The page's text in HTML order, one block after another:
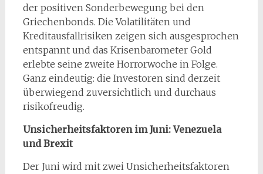
der positiven Sonderbewegung bei den
Griechenbonds. Die Volatilitäten und
Kreditausfallrisiken zeigen sich ausgesprochen
entspannt und das Krisenbarometer Gold
erlebte seine zweite Horrorwoche in Folge.
Ganz eindeutig: die Investoren sind derzeit
überwiegend zuversichtlich und durchaus
risikofreudig.
Unsicherheitsfaktoren im Juni: Venezuela
und Brexit
Der Juni wird mit zwei Unsicherheitsfaktoren